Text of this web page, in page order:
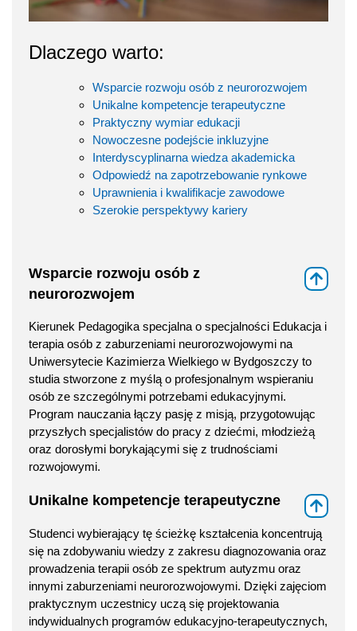
Dlaczego warto:
Wsparcie rozwoju osób z neurorozwojem
Unikalne kompetencje terapeutyczne
Praktyczny wymiar edukacji
Nowoczesne podejście inkluzyjne
Interdyscyplinarna wiedza akademicka
Odpowiedź na zapotrzebowanie rynkowe
Uprawnienia i kwalifikacje zawodowe
Szerokie perspektywy kariery
Wsparcie rozwoju osób z
neurorozwojem
Kierunek Pedagogika specjalna o specjalności Edukacja i
terapia osób z zaburzeniami neurorozwojowymi na
Uniwersytecie Kazimierza Wielkiego w Bydgoszczy to
studia stworzone z myślą o profesjonalnym wspieraniu
osób ze szczególnymi potrzebami edukacyjnymi.
Program nauczania łączy pasję z misją, przygotowując
przyszłych specjalistów do pracy z dziećmi, młodzieżą
oraz dorosłymi borykającymi się z trudnościami
rozwojowymi.
Unikalne kompetencje terapeutyczne
Studenci wybierający tę ścieżkę kształcenia koncentrują
się na zdobywaniu wiedzy z zakresu diagnozowania oraz
prowadzenia terapii osób ze spektrum autyzmu oraz
innymi zaburzeniami neurorozwojowymi. Dzięki zajęciom
praktycznym uczestnicy uczą się projektowania
indywidualnych programów edukacyjno-terapeutycznych,